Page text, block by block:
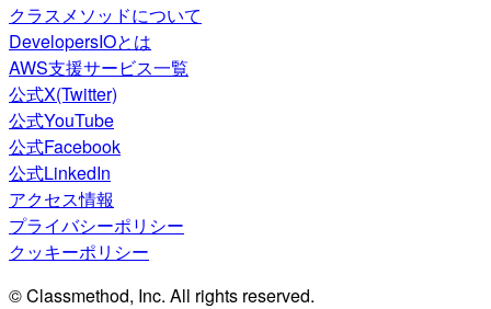
クラスメソッドについて
DevelopersIOとは
AWS支援サービス一覧
公式X(Twitter)
公式YouTube
公式Facebook
公式LinkedIn
アクセス情報
プライバシーポリシー
クッキーポリシー
© Classmethod, Inc. All rights reserved.